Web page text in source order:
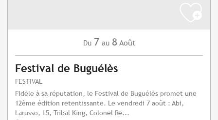
Du 7 au 8 Août
Festival de Buguélès
FESTIVAL
Fidèle à sa réputation, le Festival de Buguélès promet une
12ème édition retentissante. Le vendredi 7 août : Abi,
Larusso, L5, Tribal King, Colonel Re...